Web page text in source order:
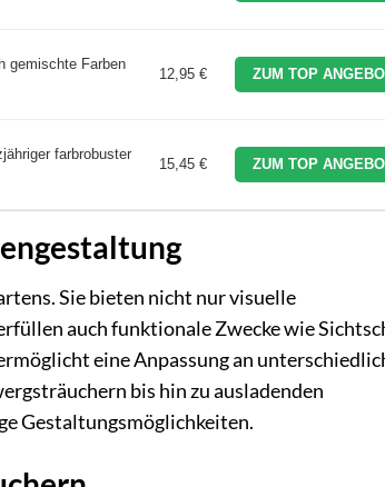
gemischte Farben
12,95 € ZUM TOP
farbrobuster
15,45 € ZUM TOP
Sie bieten nicht nur visuelle
auch funktionale Zwecke wie
eine Anpassung an
bis hin zu ausladenden
Gestaltungsmöglichkeiten.